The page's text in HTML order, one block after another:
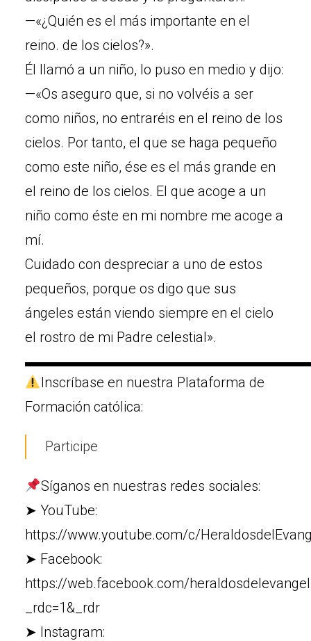
—«¿Quién es el más importante en el
reino. de los cielos?».
Él llamó a un niño, lo puso en medio y dijo:
—«Os aseguro que, si no volvéis a ser
como niños, no entraréis en el reino de los
cielos. Por tanto, el que se haga pequeño
como este niño, ése es el más grande en
el reino de los cielos. El que acoge a un
niño como éste en mi nombre me acoge a
mí.
Cuidado con despreciar a uno de estos
pequeños, porque os digo que sus
ángeles están viendo siempre en el cielo
el rostro de mi Padre celestial».
Inscríbase en nuestra Plataforma de
Formación católica:
Participe
Síganos en nuestras redes sociales:
➤ YouTube:
https://www.youtube.com/c/
➤ Facebook:
https://web.facebook.com/
_rdc=1&_rdr
➤ Instagram: